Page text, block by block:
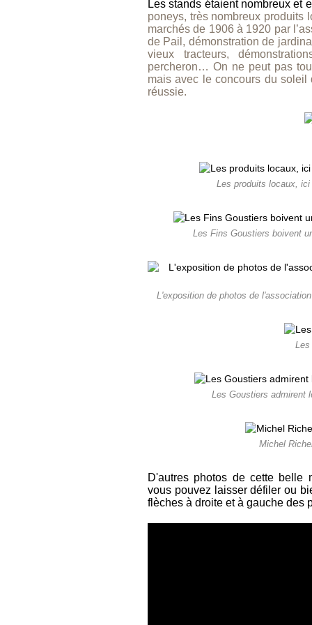
Les stands étaient nombreux et
poneys, très nombreux produits
marchés de 1906 à 1920 par
de Pail, démonstration de
vieux tracteurs,
percheron… On ne peut pas
mais avec le concours du
réussie.
Les produits locaux,
Les Fins Goustiers boivent
L'exposition de photos de
Les
Les Goustiers admirent
Michel
D'autres photos de cette belle
vous pouvez laisser défiler ou
flèches à droite et à gauche des